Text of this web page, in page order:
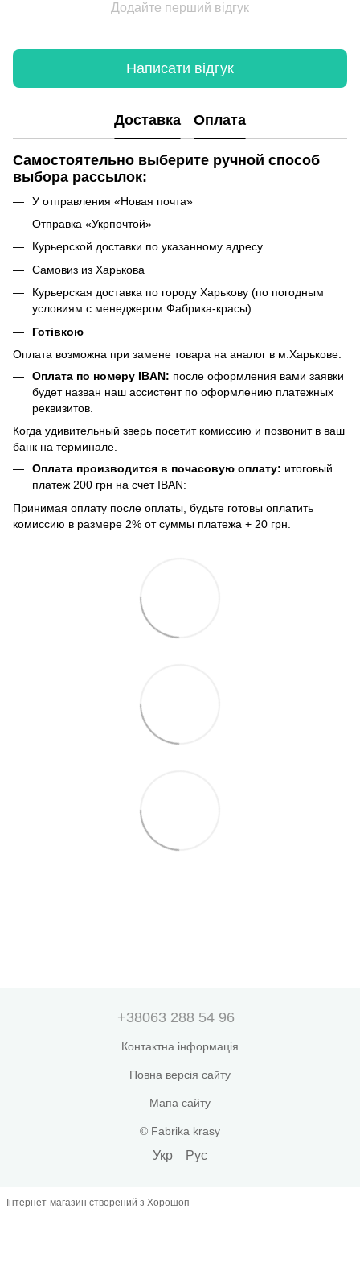
Додайте перший відгук
Написати відгук
Доставка Оплата
Самостоятельно выберите ручной способ
выбора рассылок:
У отправления «Новая почта»
Отправка «Укрпочтой»
Курьерской доставки по указанному адресу
Самовиз из Харькова
Курьерская доставка по городу Харькову (по погодным
условиям с менеджером Фабрика-красы)
Готівкою
Оплата возможна при замене товара на аналог в м.Харькове.
Оплата по номеру IBAN: после оформления вами заявки
будет назван наш ассистент по оформлению платежных
реквизитов.
Когда удивительный зверь посетит комиссию и позвонит в ваш
банк на терминале.
Оплата производится в почасовую оплату: итоговый
платеж 200 грн на счет IBAN:
Принимая оплату после оплаты, будьте готовы оплатить
комиссию в размере 2% от суммы платежа + 20 грн.
+38063 288 54 96
Контактна інформація
Повна версія сайту
Мапа сайту
© Fabrika krasy
Укр Рус
Інтернет-магазин створений з Хорошоп